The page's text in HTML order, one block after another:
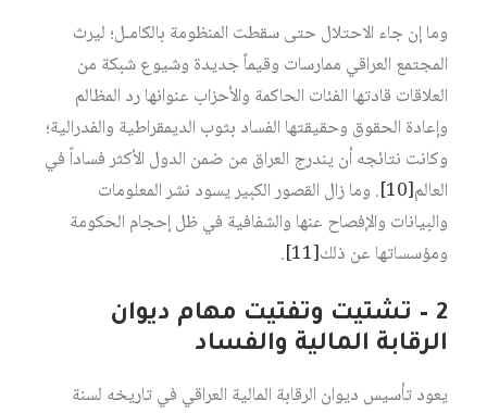
وما إن جاء الاحتلال حتى سقطت المنظومة بالكامـل؛ ليرث
المجتمع العراقي ممارسات وقيماً جديدة وشيوع شبكة من
العلاقات قادتها الفئات الحاكمة والأحزاب عنوانها رد المظالم
وإعادة الحقوق وحقيقتها الفساد بثوب الديمقراطية والفدرالية؛
وكانت نتائجه أن يندرج العراق من ضمن الدول الأكثر فساداً في
العالم‏[10]
. وما زال القصور الكبير يسود نشر المعلومات
والبيانات والإفصاح عنها والشفافية في ظل إحجام الحكومة
ومؤسساتها عن ذلك‏[11]
.
2 – تشتيت وتفتيت مهام ديوان
الرقابة المالية والفساد
يعود تأسيس ديوان الرقابة المالية العراقي في تاريخه لسنة